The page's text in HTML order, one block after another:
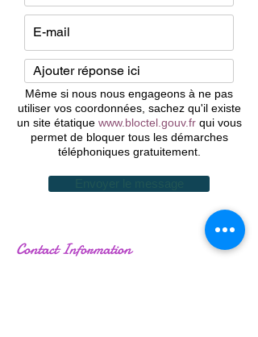
Même si nous nous engageons à ne pas
utiliser vos coordonnées, sachez qu'il existe
un site étatique www.bloctel.gouv.frqui vous
permet de bloquer tous les démarches
téléphoniques gratuitement.
Contact Information